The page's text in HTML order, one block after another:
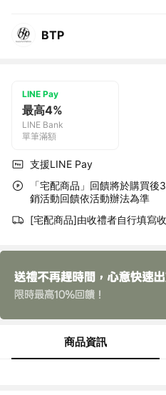
BTP
LINE Pay
最高4%
LINE Bank
單筆滿額
支援LINE Pay
「宅配商品」回饋將於購買
銷活動回饋依活動辦法為準
[宅配商品]由收禮者自行填寫
商品資訊